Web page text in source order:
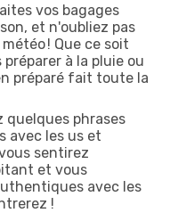
vos bagages
et n'oubliez pas
! Que ce soit
à la pluie ou
préparé fait toute la
quelques phrases
avec les us et
sentirez
et vous
avec les
!